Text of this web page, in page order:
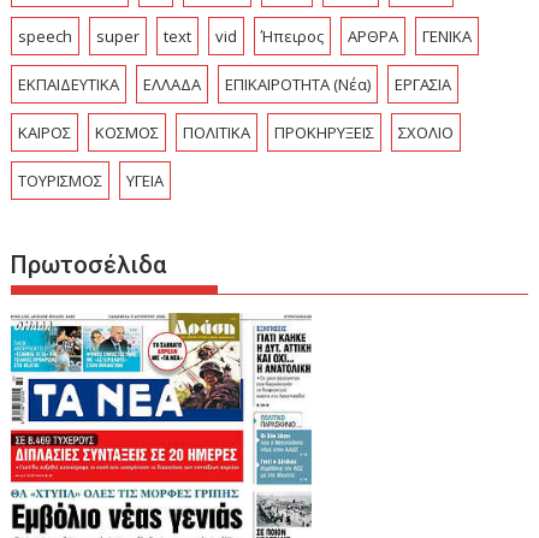
speech super text vid Ήπειρος ΑΡΘΡΑ ΓΕΝΙΚΑ
ΕΚΠΑΙΔΕΥΤΙΚΑ ΕΛΛΑΔΑ ΕΠΙΚΑΙΡΟΤΗΤΑ (Νέα) ΕΡΓΑΣΙΑ
ΚΑΙΡΟΣ ΚΟΣΜΟΣ ΠΟΛΙΤΙΚΑ ΠΡΟΚΗΡΥΞΕΙΣ ΣΧΟΛΙΟ
ΤΟΥΡΙΣΜΟΣ ΥΓΕΙΑ
Πρωτοσέλιδα